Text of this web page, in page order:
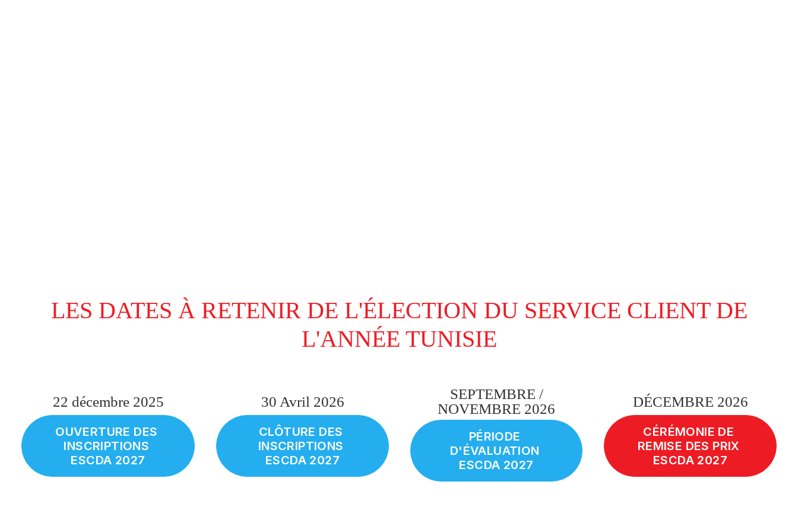
LES DATES À RETENIR DE L'ÉLECTION DU SERVICE CLIENT DE
L'ANNÉE TUNISIE
22 décembre 2025
OUVERTURE DES
INSCRIPTIONS
ESCDA 2027
30 Avril 2026
CLÔTURE DES
INSCRIPTIONS
ESCDA 2027
SEPTEMBRE /
NOVEMBRE 2026
PÉRIODE
D'ÉVALUATION
ESCDA 2027
DÉCEMBRE 2026
CÉRÉMONIE DE
REMISE DES PRIX
ESCDA 2027